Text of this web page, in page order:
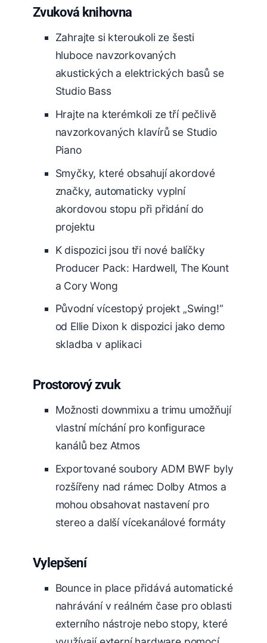
Zvuková knihovna
Zahrajte si kteroukoli ze šesti
hluboce navzorkovaných
akustických a elektrických basů se
Studio Bass
Hrajte na kterémkoli ze tří pečlivě
navzorkovaných klavírů se Studio
Piano
Smyčky, které obsahují akordové
značky, automaticky vyplní
akordovou stopu při přidání do
projektu
K dispozici jsou tři nové balíčky
Producer Pack: Hardwell, The Kount
a Cory Wong
Původní vícestopý projekt „Swing!“
od Ellie Dixon k dispozici jako demo
skladba v aplikaci
Prostorový zvuk
Možnosti downmixu a trimu umožňují
vlastní míchání pro konfigurace
kanálů bez Atmos
Exportované soubory ADM BWF byly
rozšířeny nad rámec Dolby Atmos a
mohou obsahovat nastavení pro
stereo a další vícekanálové formáty
Vylepšení
Bounce in place přidává automatické
nahrávání v reálném čase pro oblasti
externího nástroje nebo stopy, které